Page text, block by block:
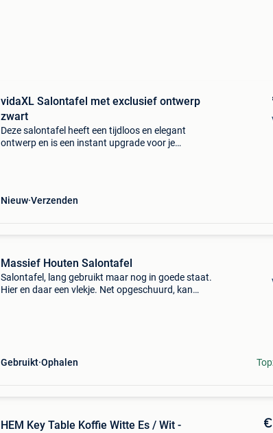
vidaXL Salontafel met exclusief ontwerp
zwart
Deze salontafel heeft een tijdloos en elegant
ontwerp en is een instant upgrade voor je
Nieuw Verzenden
Massief Houten Salontafel
Salontafel, lang gebruikt maar nog in goede staat.
Hier en daar een vlekje. Net opgeschuurd, kan
Gebruikt Ophalen
HEM Key Table Koffie Witte Es / Wit -
€